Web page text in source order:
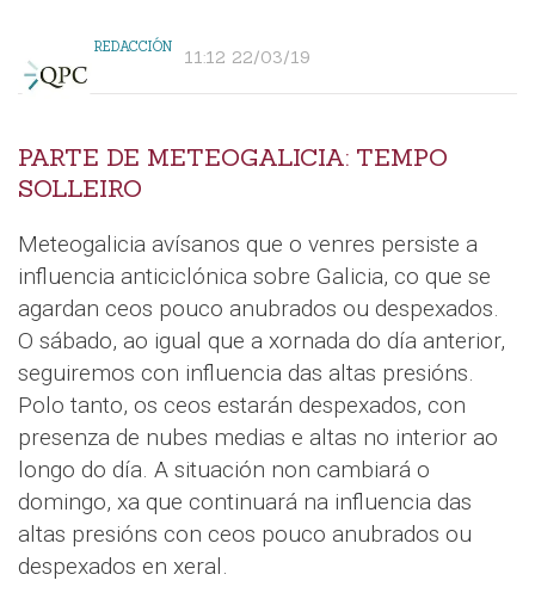
REDACCIÓN 11:12 22/03/19
PARTE DE METEOGALICIA: TEMPO
SOLLEIRO
Meteogalicia avísanos que o venres persiste a
influencia anticiclónica sobre Galicia, co que se
agardan ceos pouco anubrados ou despexados.
O sábado, ao igual que a xornada do día anterior,
seguiremos con influencia das altas presións.
Polo tanto, os ceos estarán despexados, con
presenza de nubes medias e altas no interior ao
longo do día. A situación non cambiará o
domingo, xa que continuará na influencia das
altas presións con ceos pouco anubrados ou
despexados en xeral.